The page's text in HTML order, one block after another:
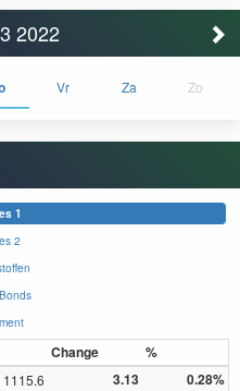
2022
Vr Za Zo
1
2
Change
%
1115.6 3.13
0.28%